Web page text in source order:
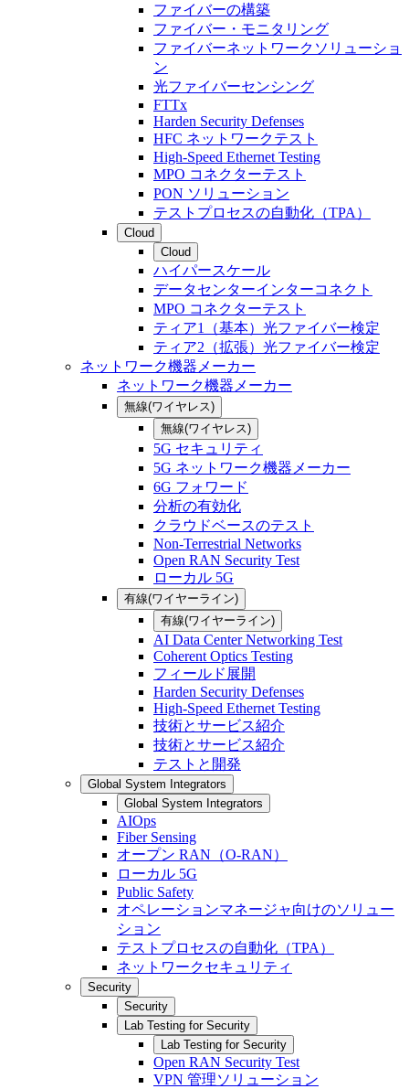
ファイバーの構築
ファイバー・モニタリング
ファイバーネットワークソリューショ
ン
光ファイバーセンシング
FTTx
Harden Security Defenses
HFC ネットワークテスト
High-Speed Ethernet Testing
MPO コネクターテスト
PON ソリューション
テストプロセスの自動化（TPA）
Cloud
Cloud
ハイパースケール
データセンターインターコネクト
MPO コネクターテスト
ティア1（基本）光ファイバー検定
ティア2（拡張）光ファイバー検定
ネットワーク機器メーカー
ネットワーク機器メーカー
無線(ワイヤレス)
無線(ワイヤレス)
5G セキュリティ
5G ネットワーク機器メーカー
6G フォワード
分析の有効化
クラウドベースのテスト
Non-Terrestrial Networks
Open RAN Security Test
ローカル 5G
有線(ワイヤーライン)
有線(ワイヤーライン)
AI Data Center Networking Test
Coherent Optics Testing
フィールド展開
Harden Security Defenses
High-Speed Ethernet Testing
技術とサービス紹介
技術とサービス紹介
テストと開発
Global System Integrators
Global System Integrators
AIOps
Fiber Sensing
オープン RAN（O-RAN）
ローカル 5G
Public Safety
オペレーションマネージャ向けのソリュー
ション
テストプロセスの自動化（TPA）
ネットワークセキュリティ
Security
Security
Lab Testing for Security
Lab Testing for Security
Open RAN Security Test
VPN 管理ソリューション